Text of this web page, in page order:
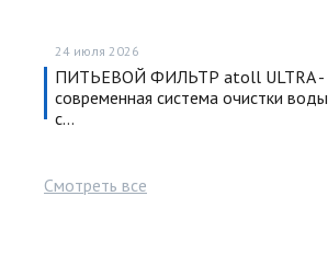
24 июля 2026
ПИТЬЕВОЙ ФИЛЬТР atoll ULTRA -
современная система очистки воды
с…
Смотреть все